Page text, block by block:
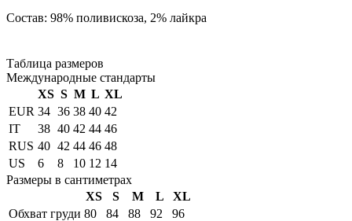
Состав: 98% поливискоза, 2% лайкра
Таблица размеров
Международные стандарты
XS S M L XL
EUR 34 36 38 40 42
IT
38 40 42 44 46
RUS 40 42 44 46 48
US
6 8 10 12 14
Размеры в сантиметрах
XS
S M L
XL
Обхват груди 80 84 88 92
96